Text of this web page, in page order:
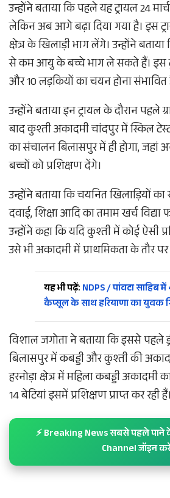
उन्होंने बताया कि पहले यह ट्रायल 24
लेकिन अब आगे बढ़ा दिया गया है। इस
क्षेत्र के खिलाड़ी भाग लेंगे। उन्होंने बताया
से कम आयु के बच्चे भाग ले सकते हैं। इस
और 10 लड़कियों का चयन होना संभावित
उन्होंने बताया इन ट्रायल के दौरान पहले
बाद कुश्ती अकादमी चांदपुर में स्किल
का संचालन बिलासपुर में ही होगा, जहां
बच्चों को प्रशिक्षण देंगे।
उन्होंने बताया कि चयनित खिलाड़ियों का
दवाई, शिक्षा आदि का तमाम खर्च
उन्होंने कहा कि यदि कुश्ती में कोई ऐसी
उसे भी अकादमी में प्राथमिकता के तौर
यह भी पढ़ें: NDPS / पांवटा साहिब
कैप्सूल के साथ हरियाणा का युवक
विशाल जगोता ने बताया कि इससे पहले
बिलासपुर में कबड्डी और कुश्ती की
हरनोड़ा क्षेत्र में महिला कबड्डी अकादमी
14 बेटियां इसमें प्रशिक्षण प्राप्त कर रही हैं।
⚡ Breaking News सबसे पहले पाने
Channel जॉइन